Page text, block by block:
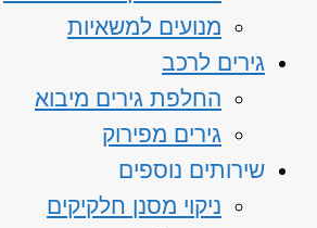
מנועים למשאיות
גירים לרכב
החלפת גירים מיבוא
גירים מפירוק
שירותים נוספים
ניקוי מסנן חלקיקים